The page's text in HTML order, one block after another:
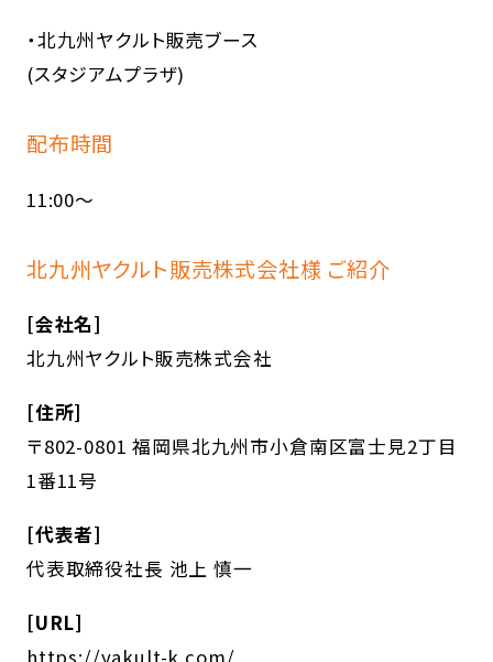
・北九州ヤクルト販売ブース
(スタジアムプラザ)
配布時間
11:00～
北九州ヤクルト販売株式会社様 ご紹介
[会社名]
北九州ヤクルト販売株式会社
[住所]
〒802-0801 福岡県北九州市小倉南区富士見2丁目
1番11号
[代表者]
代表取締役社長 池上 慎一
[URL]
https://yakult-k.com/